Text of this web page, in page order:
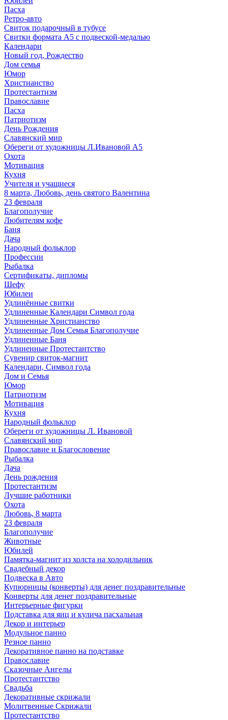
Пасха
Ретро-авто
Свиток подарочный в тубусе
Свитки формата А5 с подвеской-медалью
Календари
Новый год, Рождество
Дом семья
Юмор
Христианство
Протестантизм
Православие
Пасха
Патриотизм
День Рождения
Славянский мир
Обереги от художницы Л.Ивановой А5
Охота
Мотивация
Кухня
Учителя и учащиеся
8 марта, Любовь, день святого Валентина
23 февраля
Благополучие
Любителям кофе
Баня
Дача
Народный фольклор
Профессии
Рыбалка
Сертификаты, дипломы
Шефу
Юбилеи
Удлинённые свитки
Удлиненные Календари Символ года
Удлиненные Христианство
Удлиненные Дом Семья Благополучие
Удлиненные Баня
Удлиненные Протестантство
Сувенир свиток-магнит
Календари, Символ года
Дом и Семья
Юмор
Патриотизм
Мотивация
Кухня
Народный фольклор
Обереги от художницы Л. Ивановой
Славянский мир
Православие и Благословение
Рыбалка
Дача
День рождения
Протестантизм
Лучшие работники
Охота
Любовь, 8 марта
23 февраля
Благополучие
Животные
Юбилей
Памятка-магнит из холста на холодильник
Свадебный декор
Подвеска в Авто
Купюрницы (конверты) для денег поздравительные
Конверты для денег поздравительные
Интерьерные фигурки
Подставка для яиц и кулича пасхальная
Декор и интерьер
Модульное панно
Резное панно
Декоративное панно на подставке
Православие
Сказочные Ангелы
Протестантство
Свадьба
Декоративные скрижали
Молитвенные Скрижали
Протестантство